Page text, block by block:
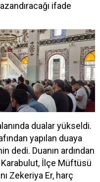
ifade
dualar yükseldi.
yapılan duaya
dedi. Duanın ardından
Karabulut, İlçe Müftüsü
Zekeriya Er, harç